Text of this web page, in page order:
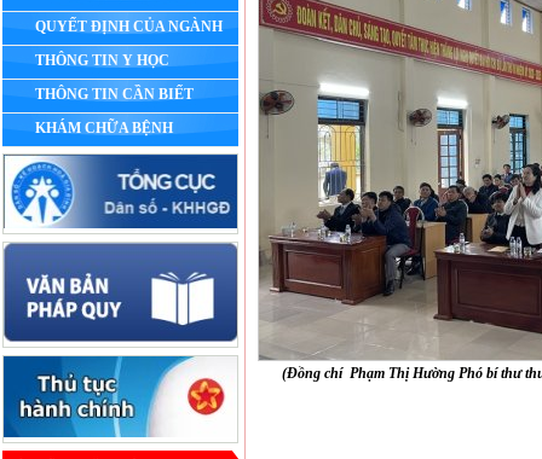
QUYẾT ĐỊNH CỦA NGÀNH
THÔNG TIN Y HỌC
THÔNG TIN CẦN BIẾT
KHÁM CHỮA BỆNH
(Đồng chí Phạm Thị Hường Phó bí thư